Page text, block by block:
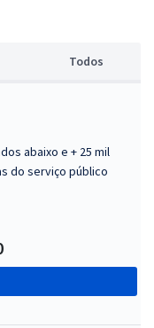
Todos
abaixo e + 25 mil
do serviço público